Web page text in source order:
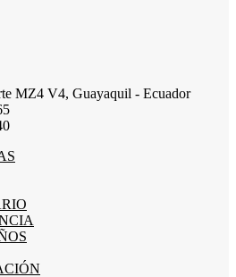
MZ4 V4, Guayaquil - Ecuador